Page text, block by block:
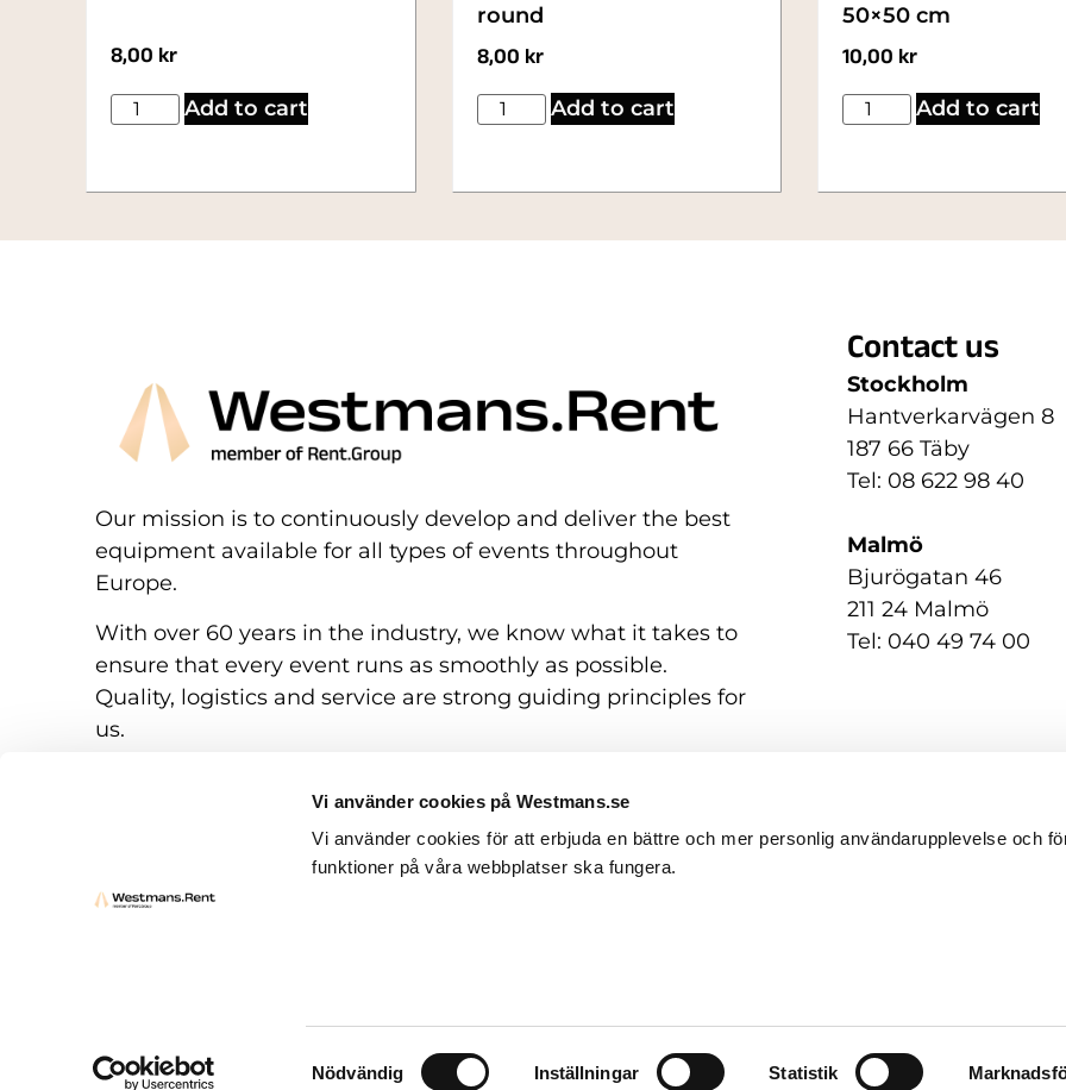
Vi använder cookies på Westmans.se
Vi använder cookies för att erbjuda en bättre och mer personlig användarupplevelse och
funktioner på våra webbplatser ska fungera.
Samtyckesval
Nödvändig Inställningar Statistik
8,00 kr
Add to cart
round
8,00 kr
Add to cart
50×50 cm
10,00 kr
Add to cart
Our mission is to continuously develop and deliver the best
equipment available for all types of events throughout
Europe.
With over 60 years in the industry, we know what it takes to
ensure that every event runs as smoothly as possible.
Quality, logistics and service are strong guiding principles for
us.
Contact us
Stockholm
Hantverkarvägen 8
187 66 Täby
Tel: 08 622 98 40
Malmö
Bjurögatan 46
211 24 Malmö
Tel: 040 49 74 00
English (Swedish